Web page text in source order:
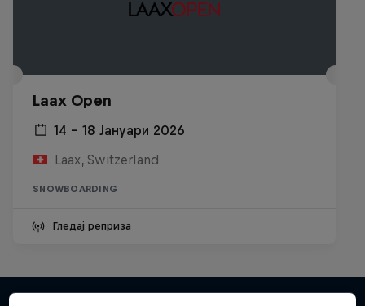
Laax Open
14 – 18 Јануари 2026
Laax, Switzerland
SNOWBOARDING
Гледај реприза